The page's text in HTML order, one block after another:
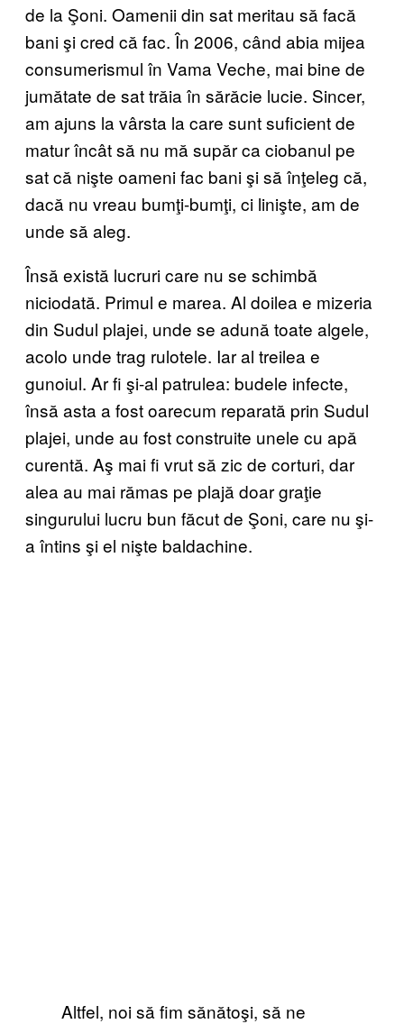
de la Şoni. Oamenii din sat meritau să facă
bani şi cred că fac. În 2006, când abia mijea
consumerismul în Vama Veche, mai bine de
jumătate de sat trăia în sărăcie lucie. Sincer,
am ajuns la vârsta la care sunt suficient de
matur încât să nu mă supăr ca ciobanul pe
sat că nişte oameni fac bani şi să înţeleg că,
dacă nu vreau bumţi-bumţi, ci linişte, am de
unde să aleg.
Însă există lucruri care nu se schimbă
niciodată. Primul e marea. Al doilea e mizeria
din Sudul plajei, unde se adună toate algele,
acolo unde trag rulotele. Iar al treilea e
gunoiul. Ar fi şi-al patrulea: budele infecte,
însă asta a fost oarecum reparată prin Sudul
plajei, unde au fost construite unele cu apă
curentă. Aş mai fi vrut să zic de corturi, dar
alea au mai rămas pe plajă doar graţie
singurului lucru bun făcut de Şoni, care nu şi-
a întins şi el nişte baldachine.
Altfel, noi să fim sănătoşi, să ne